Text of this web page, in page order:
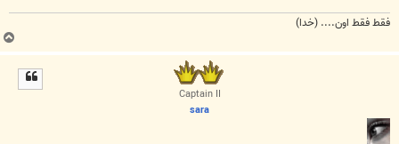
فقط فقط اون.... (خدا)
ب
ا
Captain II
sara